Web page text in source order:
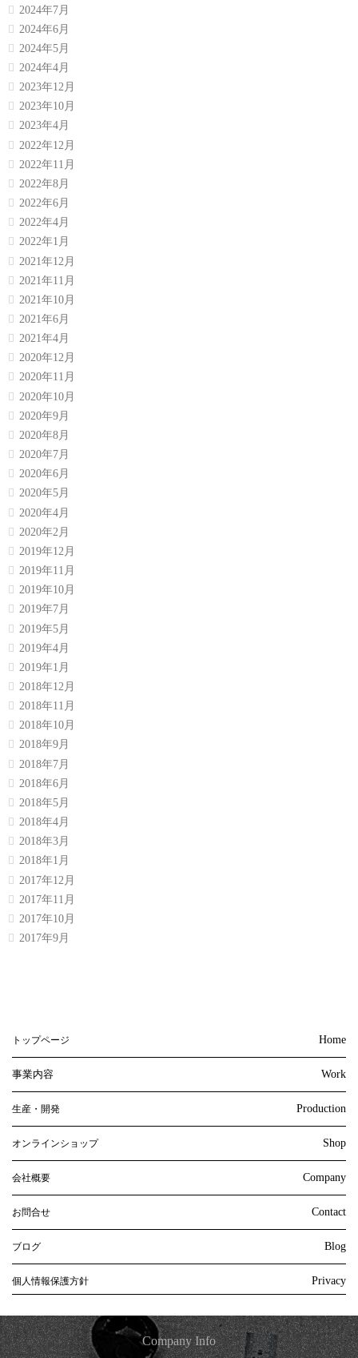
2024年7月
2024年6月
2024年5月
2024年4月
2023年12月
2023年10月
2023年4月
2022年12月
2022年11月
2022年8月
2022年6月
2022年4月
2022年1月
2021年12月
2021年11月
2021年10月
2021年6月
2021年4月
2020年12月
2020年11月
2020年10月
2020年9月
2020年8月
2020年7月
2020年6月
2020年5月
2020年4月
2020年2月
2019年12月
2019年11月
2019年10月
2019年7月
2019年5月
2019年4月
2019年1月
2018年12月
2018年11月
2018年10月
2018年9月
2018年7月
2018年6月
2018年5月
2018年4月
2018年3月
2018年1月
2017年12月
2017年11月
2017年10月
2017年9月
トップページ Home
事業内容 Work
生産・開発 Production
オンラインショップ Shop
会社概要 Company
お問合せ Contact
ブログ Blog
個人情報保護方針 Privacy
Company Info